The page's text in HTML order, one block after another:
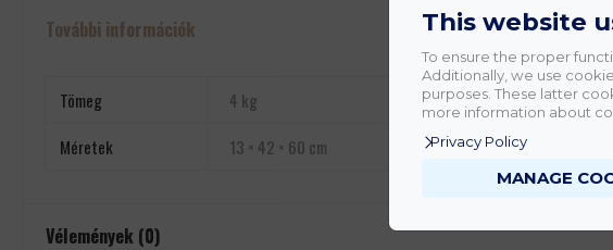
További információk
Tömeg
4 kg
Méretek
13 × 42 × 60 cm
Vélemények (0)
This website
To ensure the proper
Additionally, we use
purposes. These latter
more information about
Privacy Policy
MANAGE